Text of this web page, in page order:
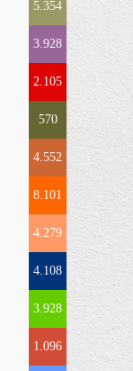
5.354
3.928
2.105
570
4.552
8.101
4.279
4.108
3.928
1.096